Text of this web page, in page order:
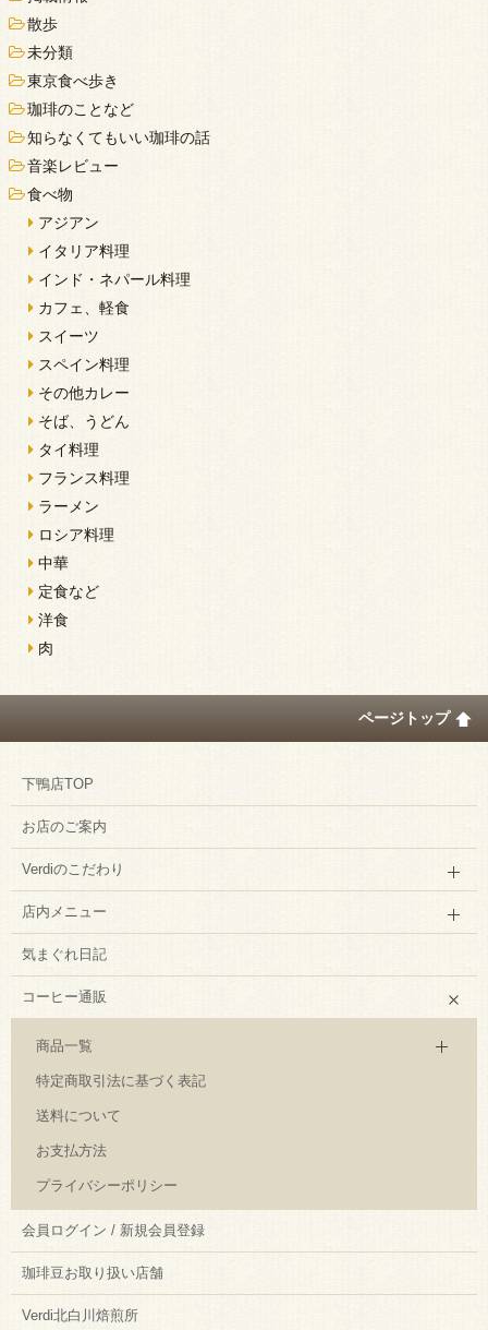
散歩
未分類
東京食べ歩き
珈琲のことなど
知らなくてもいい珈琲の話
音楽レビュー
食べ物
アジアン
イタリア料理
インド・ネパール料理
カフェ、軽食
スイーツ
スペイン料理
その他カレー
そば、うどん
タイ料理
フランス料理
ラーメン
ロシア料理
中華
定食など
洋食
肉
ページトップ
下鴨店TOP
お店のご案内
Verdiのこだわり
店内メニュー
気まぐれ日記
コーヒー通販
商品一覧
特定商取引法に基づく表記
送料について
お支払方法
プライバシーポリシー
会員ログイン / 新規会員登録
珈琲豆お取り扱い店舗
Verdi北白川焙煎所